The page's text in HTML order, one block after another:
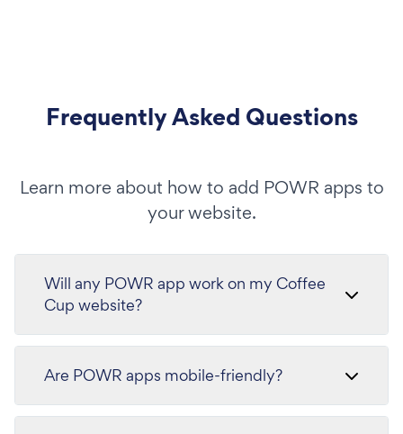
Frequently Asked Questions
Learn more about how to add POWR apps to
your website.
Will any POWR app work on my Coffee
Cup website?
Are POWR apps mobile-friendly?